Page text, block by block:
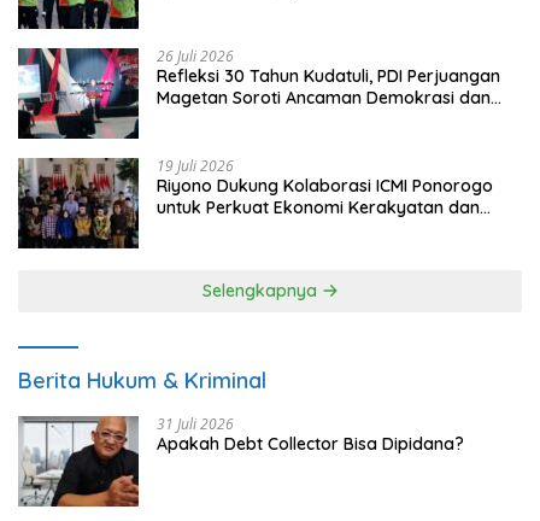
26 Juli 2026
Refleksi 30 Tahun Kudatuli, PDI Perjuangan
Magetan Soroti Ancaman Demokrasi dan
19 Juli 2026
Riyono Dukung Kolaborasi ICMI Ponorogo
untuk Perkuat Ekonomi Kerakyatan dan
Selengkapnya
Berita Hukum & Kriminal
31 Juli 2026
Apakah Debt Collector Bisa Dipidana?